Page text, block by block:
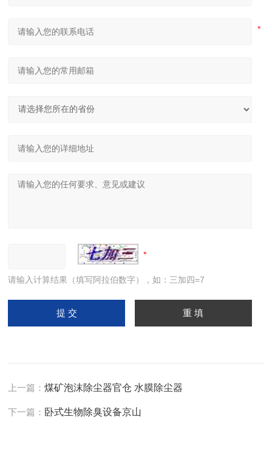
请输入计算结果（填写阿拉伯数字），如：三加四=7
上一篇：煤矿泡沫除尘器官仓 水膜除尘器
下一篇： 卧式生物除臭设备京山